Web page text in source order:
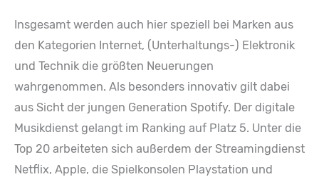
Insgesamt werden auch hier speziell bei Marken aus
den Kategorien Internet, (Unterhaltungs-) Elektronik
und Technik die größten Neuerungen
wahrgenommen. Als besonders innovativ gilt dabei
aus Sicht der jungen Generation Spotify. Der digitale
Musikdienst gelangt im Ranking auf Platz 5. Unter die
Top 20 arbeiteten sich außerdem der Streamingdienst
Netflix, Apple, die Spielkonsolen Playstation und